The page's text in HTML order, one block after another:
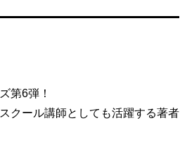
第6弾！
クール講師としても活躍する著者